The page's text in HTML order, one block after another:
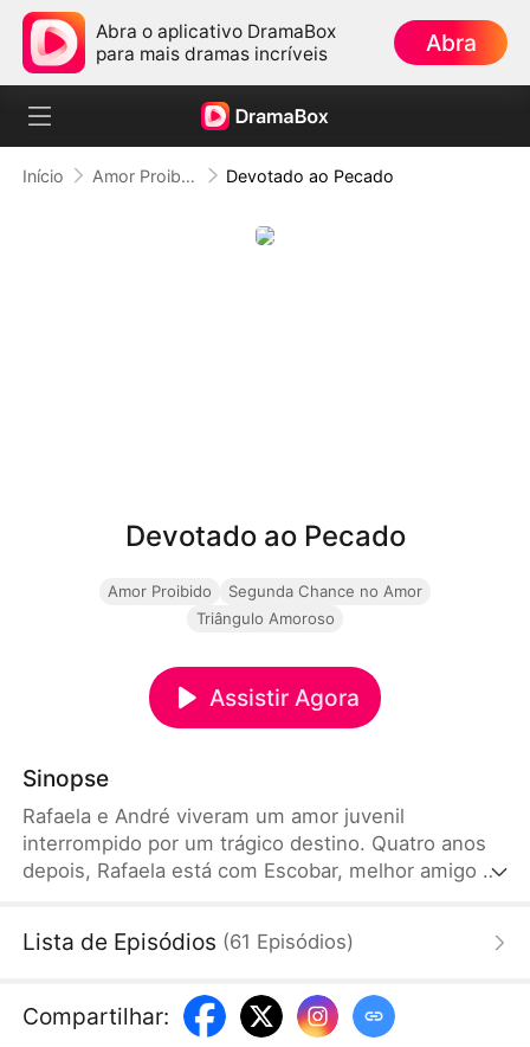
Abra o aplicativo DramaBox
para mais dramas incríveis
Abra
Início Amor Proibido Devotado ao Pecado
Devotado ao Pecado
Amor Proibido
Segunda Chance no Amor
Triângulo Amoroso
Assistir Agora
Sinopse
Rafaela e André viveram um amor juvenil
interrompido por um trágico destino. Quatro anos
depois, Rafaela está com Escobar, melhor amigo de
triângulo amoroso marcado por lealdade, mágoas e
salvar o pai. André, agora influente, se rende por
amor e oferece tudo para que ela suba ao topo. Em
Lista de Episódios (61 Episódios)
Compartilhar: